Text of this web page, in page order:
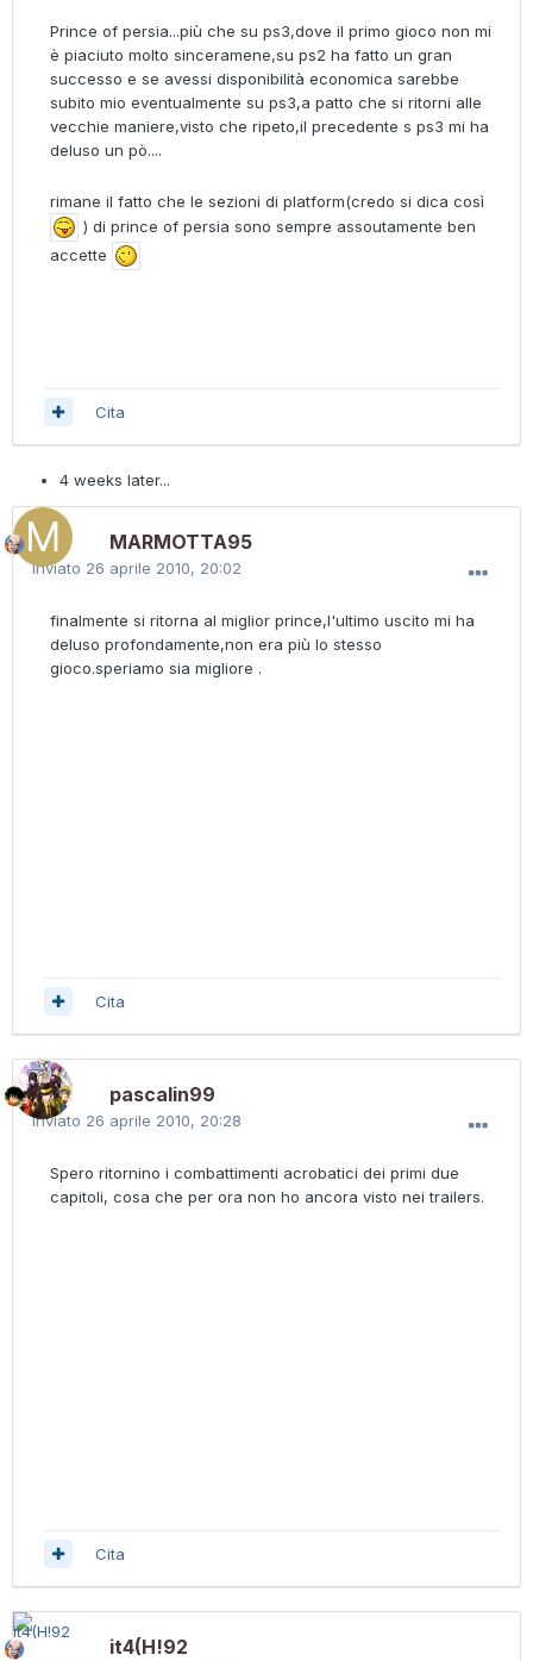
Prince of persia...più che su ps3,dove il primo gioco non mi
è piaciuto molto sinceramene,su ps2 ha fatto un gran
successo e se avessi disponibilità economica sarebbe
subito mio eventualmente su ps3,a patto che si ritorni alle
vecchie maniere,visto che ripeto,il precedente s ps3 mi ha
deluso un pò....
rimane il fatto che le sezioni di platform(credo si dica così
) di prince of persia sono sempre assoutamente ben
accette
Cita
4 weeks later...
MARMOTTA95
Inviato 26 aprile 2010, 20:02
finalmente si ritorna al miglior prince,l'ultimo uscito mi ha
deluso profondamente,non era più lo stesso
gioco.speriamo sia migliore .
Cita
pascalin99
Inviato 26 aprile 2010, 20:28
Spero ritornino i combattimenti acrobatici dei primi due
capitoli, cosa che per ora non ho ancora visto nei trailers.
Cita
it4(H!92